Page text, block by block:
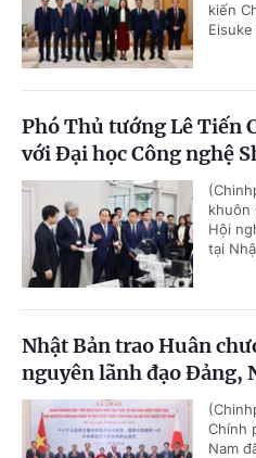
kiến
Phó Thủ tướng Lê Tiến
với Đại học Công nghệ
khuôn
Hội
tại
Nhật Bản trao Huân
nguyên lãnh đạo Đảng,
Chính
Nam